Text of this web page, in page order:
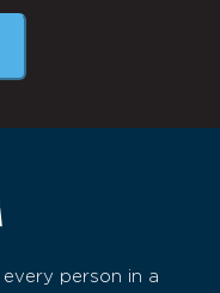
person in a